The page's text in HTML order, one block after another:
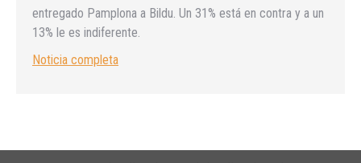
entregado Pamplona a Bildu. Un 31% está en contra y a un
13% le es indiferente.
Noticia completa